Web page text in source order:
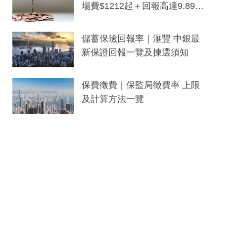
場費$1212起＋回報高達9.89
儲蓄保險回報率｜滙豐 中銀最
新保證回報一覽及揀選須知
保費徵費｜保監局徵費率 上限
及計算方法一覽